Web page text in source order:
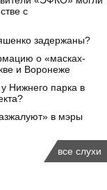
с
задержаны?
о «масках-
и Воронеже
Нижнего парка в
в мэры
все слухи